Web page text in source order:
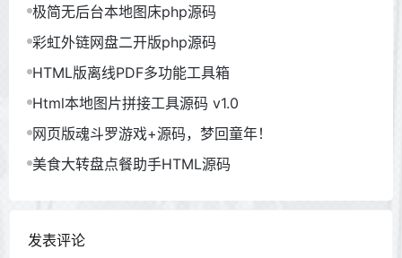
极简无后台本地图床php源码
彩虹外链网盘二开版php源码
HTML版离线PDF多功能工具箱
Html本地图片拼接工具源码 v1.0
网页版魂斗罗游戏+源码，梦回童年！
美食大转盘点餐助手HTML源码
发表评论